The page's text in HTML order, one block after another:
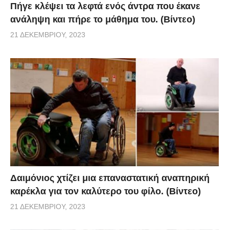
Πήγε κλέψει τα λεφτά ενός άντρα που έκανε
ανάληψη και πήρε το μάθημα του. (Βίντεο)
21 ΔΕΚΕΜΒΡΊΟΥ, 2023
Δαιμόνιος χτίζει μια επαναστατική αναπηρική
καρέκλα για τον καλύτερο του φίλο. (Βίντεο)
21 ΔΕΚΕΜΒΡΊΟΥ, 2023